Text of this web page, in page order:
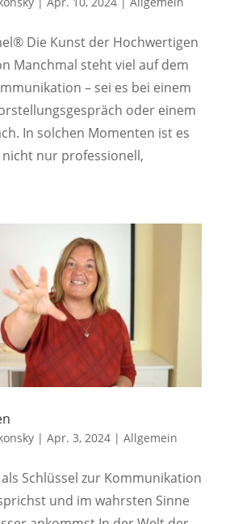
Die Kunst der Hochwertigen
Manchmal steht viel auf dem
– sei es bei einem
oder einem
In solchen Momenten ist es
nur professionell,
| Apr. 3, 2024| Allgemein
Schlüssel zur Kommunikation
und im wahrsten Sinne